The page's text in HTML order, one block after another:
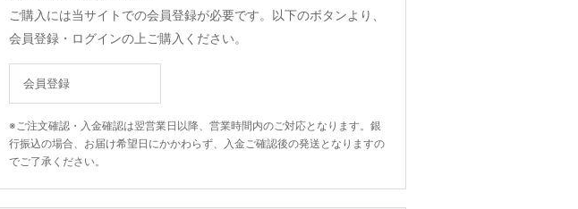
ご購入には当サイトでの会員登録が必要です。以下のボタンより、
会員登録・ログインの上ご購入ください。
会員登録
※ご注文確認・入金確認は翌営業日以降、営業時間内のご対応となります。銀
行振込の場合、お届け希望日にかかわらず、入金ご確認後の発送となりますの
でご了承ください。